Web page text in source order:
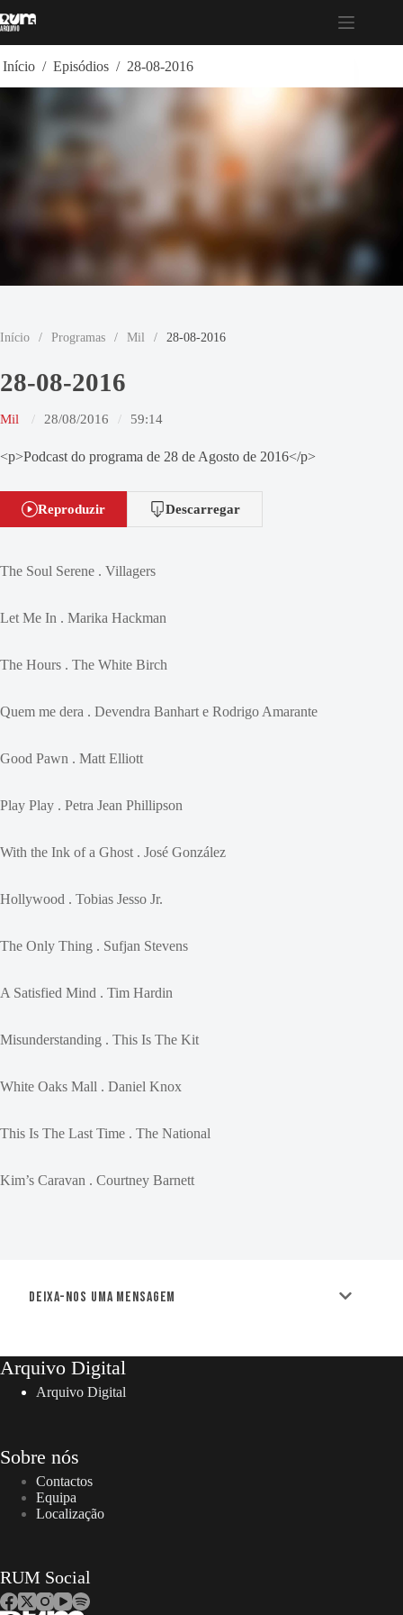
para
Início / Episódios / 28-08-2016
Início / Programas / Mil / 28-08-2016
28-08-2016
Mil 28/08/2016 59:14
<p>Podcast do programa de 28 de Agosto de 2016</p>
Reproduzir Descarregar
The Soul Serene . Villagers
Let Me In . Marika Hackman
The Hours . The White Birch
Quem me dera . Devendra Banhart e Rodrigo Amarante
Good Pawn . Matt Elliott
Play Play . Petra Jean Phillipson
With the Ink of a Ghost . José González
Hollywood . Tobias Jesso Jr.
The Only Thing . Sufjan Stevens
A Satisfied Mind . Tim Hardin
Misunderstanding . This Is The Kit
White Oaks Mall . Daniel Knox
This Is The Last Time . The National
Kim’s Caravan . Courtney Barnett
Deixa-nos uma mensagem
Arquivo Digital
Arquivo Digital
Sobre nós
Contactos
Equipa
Localização
RUM Social